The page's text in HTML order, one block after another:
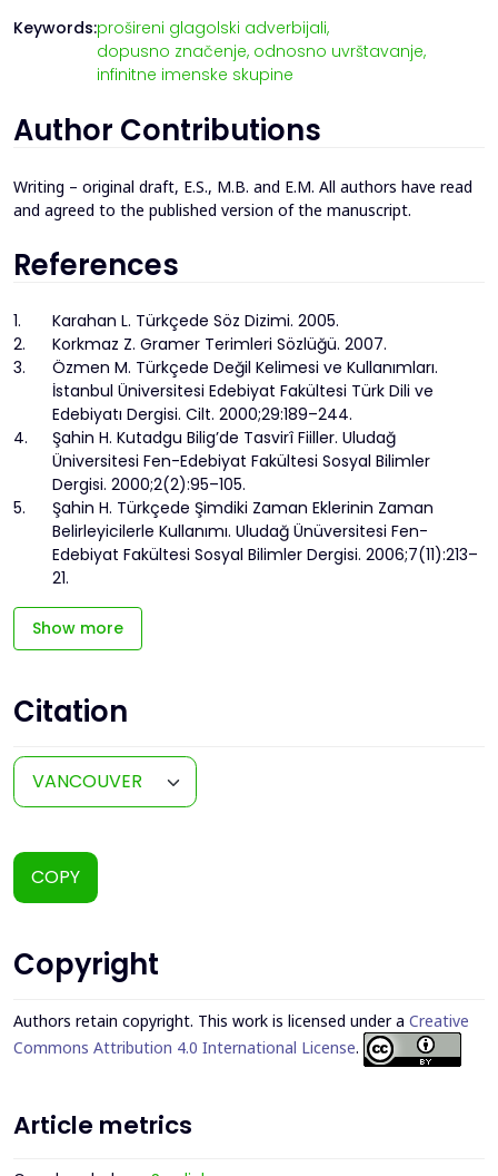
Keywords:prošireni glagolski adverbijali,
dopusno značenje, odnosno uvrštavanje,
infinitne imenske skupine
Author Contributions
Writing – original draft, E.S., M.B. and E.M. All authors have read
and agreed to the published version of the manuscript.
References
1.
Karahan L. Türkçede Söz Dizimi. 2005.
2.
Korkmaz Z. Gramer Terimleri Sözlüğü. 2007.
3.
Özmen M. Türkçede Değil Kelimesi ve Kullanımları.
İstanbul Üniversitesi Edebiyat Fakültesi Türk Dili ve
Edebiyatı Dergisi. Cilt. 2000;29:189–244.
4.
Şahin H. Kutadgu Bilig’de Tasvirî Fiiller. Uludağ
Üniversitesi Fen-Edebiyat Fakültesi Sosyal Bilimler
Dergisi. 2000;2(2):95–105.
5.
Şahin H. Türkçede Şimdiki Zaman Eklerinin Zaman
Belirleyicilerle Kullanımı. Uludağ Ünüversitesi Fen-
Edebiyat Fakültesi Sosyal Bilimler Dergisi. 2006;7(11):213–
21.
Show more
Citation
COPY
Copyright
Authors retain copyright. This work is licensed under a Creative
Commons Attribution 4.0 International License.
Article metrics